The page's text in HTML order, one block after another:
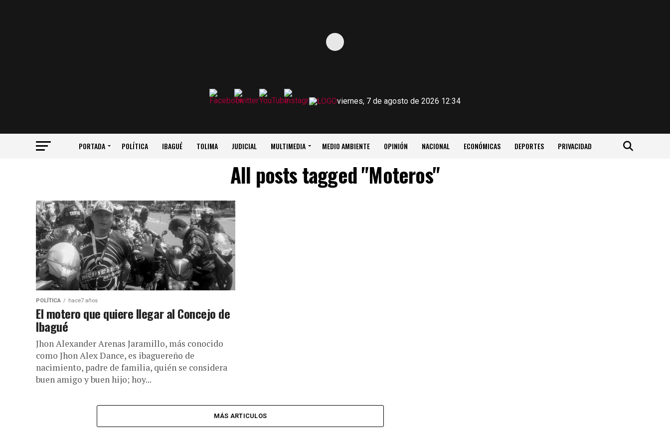
viernes, 7 de agosto de 2026 12:34
PORTADA POLÍTICA IBAGUÉ TOLIMA JUDICIAL MULTIMEDIA MEDIO AMBIENTE OPINIÓN NACIONAL ECONÓMICAS DEPORTES PRIVACIDAD
All posts tagged "Moteros"
POLÍTICA hace7 años
El motero que quiere llegar al Concejo de
Ibagué
Jhon Alexander Arenas Jaramillo, más conocido
como Jhon Alex Dance, es ibaguereño de
nacimiento, padre de familia, quién se considera
buen amigo y buen hijo; hoy...
MÁS ARTICULOS